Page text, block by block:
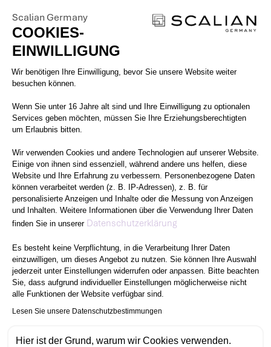
Scalian Germany
COOKIES-
EINWILLIGUNG
Einwilligungsmanagementplattform:
Wir benötigen Ihre Einwilligung, bevor Sie unsere Website weiter
besuchen können.
Wenn Sie unter 16 Jahre alt sind und Ihre Einwilligung zu optionalen
Services geben möchten, müssen Sie Ihre Erziehungsberechtigten
um Erlaubnis bitten.
Wir verwenden Cookies und andere Technologien auf unserer Website.
Einige von ihnen sind essenziell, während andere uns helfen, diese
Website und Ihre Erfahrung zu verbessern. Personenbezogene Daten
können verarbeitet werden (z. B. IP-Adressen), z. B. für
personalisierte Anzeigen und Inhalte oder die Messung von Anzeigen
und Inhalten. Weitere Informationen über die Verwendung Ihrer Daten
finden Sie in unserer Datenschutzerklärung
Es besteht keine Verpflichtung, in die Verarbeitung Ihrer Daten
einzuwilligen, um dieses Angebot zu nutzen. Sie können Ihre Auswahl
jederzeit unter Einstellungen widerrufen oder anpassen. Bitte beachten
Sie, dass aufgrund individueller Einstellungen möglicherweise nicht
alle Funktionen der Website verfügbar sind.
Lesen Sie unsere Datenschutzbestimmungen
Hier ist der Grund, warum wir Cookies verwenden.
Axeptio consent